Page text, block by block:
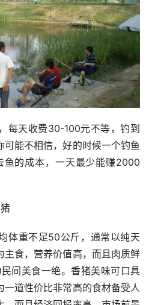
每天收费30-100元不等，钓到
能不相信，好的时候一个钓鱼
的成本，一天最少能赚2000
体重不足50公斤，通常以纯天
主食，营养价值高，而且肉质鲜
民间美食一绝。香猪美味可口具
道性价比非常高的食材备受人